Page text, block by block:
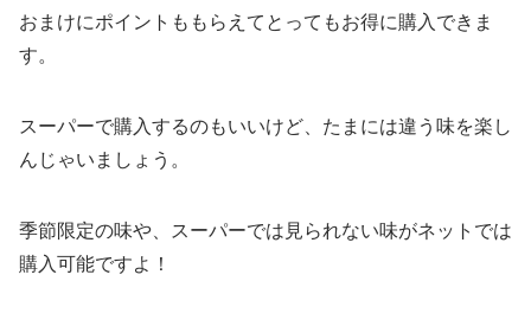
おまけにポイントももらえてとってもお得に購入できま
す。
スーパーで購入するのもいいけど、たまには違う味を楽し
んじゃいましょう。
季節限定の味や、スーパーでは見られない味がネットでは
購入可能ですよ！